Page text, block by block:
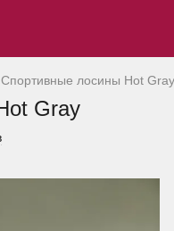
Спортивные лосины Hot Gray
Gray